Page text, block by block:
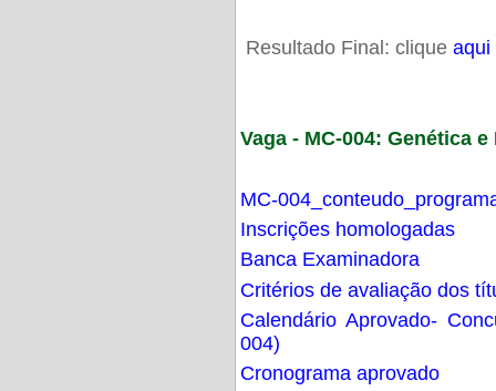
Resultado Final: clique aqui
Vaga - MC-004: Genética
MC-
Inscrições homologadas
Banca Examinadora
Critérios de avaliação dos
Calendário Aprovado-
004)
Cronograma aprovado